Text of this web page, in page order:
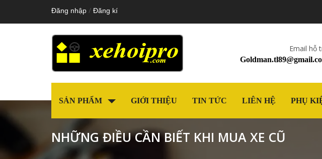
Đăng nhập / Đăng kí
Email hỗ
SẢN PHẨM GIỚI THIỆU TIN TỨC LIÊN HỆ PHỤ
NHỮNG ĐIỀU CẦN BIẾT KHI MUA XE CŨ